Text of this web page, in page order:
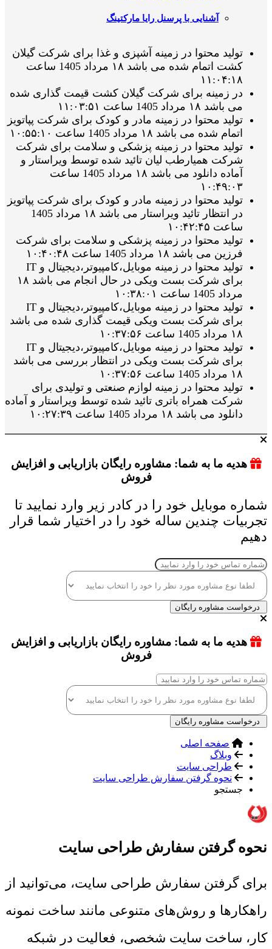
آشنایی با پرسنل رایا مارکتینگ
تولید محتوا در زمینه آشپزی و غذا برای شرکت گیلان
کشت اتمام شده می باشد ۱۸ مرداد 1405 ساعت
۱۱:۰۴:۱۸
در زمینه برای شرکت گیلان کشت قیمت گذاری شده
می باشد ۱۸ مرداد 1405 ساعت ۱۱:۰۳:۵۱
تولید محتوا در زمینه مادر و کودک برای شرکت پپاتویز
اتمام شده می باشد ۱۸ مرداد 1405 ساعت ۱۰:۵۵:۱۰
تولید محتوا در زمینه پزشکی و سلامت برای شرکت
شرکت همیارطب لیان تائید شده توسط ویراستار و
آماده دانلود می باشد ۱۸ مرداد 1405 ساعت
۱۰:۴۹:۰۳
تولید محتوا در زمینه مادر و کودک برای شرکت پپاتویز
در انتظار تائید ویراستار می باشد ۱۸ مرداد 1405
ساعت ۱۰:۴۲:۴۵
تولید محتوا در زمینه پزشکی و سلامت برای شرکت
فرزین می باشد ۱۸ مرداد 1405 ساعت ۱۰:۴۰:۴۸
تولید محتوا در زمینه موبایل،کامپیوتر،دیجیتال و IT
برای شرکت بست ویکی در حال انجام می باشد ۱۸
مرداد 1405 ساعت ۱۰:۳۸:۰۱
تولید محتوا در زمینه موبایل،کامپیوتر،دیجیتال و IT
برای شرکت بست ویکی قیمت گذاری شده می باشد
۱۸ مرداد 1405 ساعت ۱۰:۳۷:۵۶
تولید محتوا در زمینه موبایل،کامپیوتر،دیجیتال و IT
برای شرکت بست ویکی در انتظار بررسی می باشد
۱۸ مرداد 1405 ساعت ۱۰:۳۷:۵۶
تولید محتوا در زمینه لوازم صنعتی و تولیدی برای
شرکت همراه باتری تائید شده توسط ویراستار و آماده
دانلود می باشد ۱۸ مرداد 1405 ساعت ۱۰:۲۷:۳۹
هدیه ما به شما: مشاوره رایگان بازاریابی و افزایش
فروش
شماره موبایل خود را در کادر زیر وارد نمایید تا
تجربیات چندین ساله خود را در اختیار شما قرار
دهیم
درخواست مشاوره رایگان
هدیه ما به شما: مشاوره رایگان بازاریابی و افزایش
فروش
درخواست مشاوره رایگان
صفحه اصلی
وبلاگ
طراحی سایت
نحوه گرفتن سفارش طراحی سایت
جستجو
نحوه گرفتن سفارش طراحی سایت
برای گرفتن سفارش طراحی سایت، می‌توانید از
راهکارها و روش‌های متنوعی مانند ساخت نمونه
کار، ساخت سایت شخصی، فعالیت در شبکه